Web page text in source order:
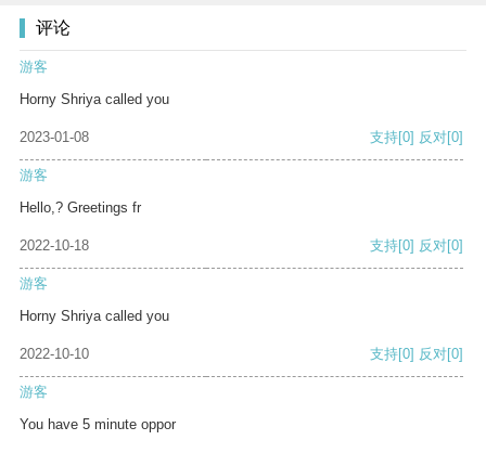
评论
游客
Horny Shriya called you
2023-01-08 支持[0] 反对[0]
游客
Hello,? Greetings fr
2022-10-18 支持[0] 反对[0]
游客
Horny Shriya called you
2022-10-10 支持[0] 反对[0]
游客
You have 5 minute oppor